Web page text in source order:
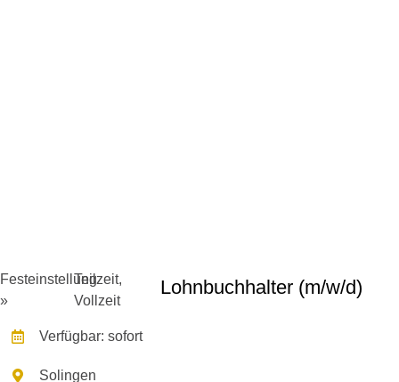
Festeinstellung
»
Teilzeit,
Vollzeit
Lohnbuchhalter (m/w/d)
Verfügbar: sofort
Solingen